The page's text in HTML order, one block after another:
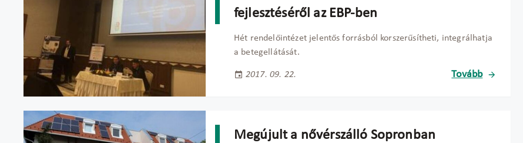
fejlesztéséről az EBP-ben
Hét rendelőintézet jelentős forrásból korszerűsítheti, integrálhatja
a betegellátását.
2017. 09. 22. Tovább
Megújult a nővérszálló Sopronban